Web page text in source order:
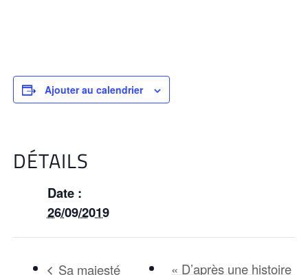
Ajouter au calendrier
DÉTAILS
Date :
26/09/2019
Sa majesté
« D’après une histoire